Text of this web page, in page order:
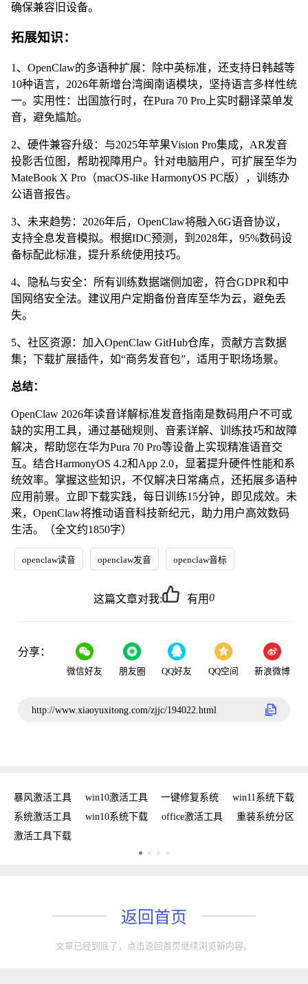
确保兼容旧设备。
拓展知识：
1、OpenClaw的多语种扩展：除中英标准，还支持日韩越等
10种语言，2026年新增台湾闽南语模块，坚持语言多样性统
一。实用性：出国旅行时，在Pura 70 Pro上实时翻译菜单发
音，避免尴尬。
2、硬件兼容升级：与2025年苹果Vision Pro集成，AR发音
投影舌位图，帮助视障用户。针对电脑用户，可扩展至华为
MateBook X Pro（macOS-like HarmonyOS PC版），训练办
公语音报告。
3、未来趋势：2026年后，OpenClaw将融入6G语音协议，
支持全息发音模拟。根据IDC预测，到2028年，95%数码设
备标配此标准，提升系统使用技巧。
4、隐私与安全：所有训练数据端侧加密，符合GDPR和中
国网络安全法。建议用户定期备份音库至华为云，避免丢
失。
5、社区资源：加入OpenClaw GitHub仓库，贡献方言数据
集；下载扩展插件，如“商务发音包”，适用于职场场景。
总结：
OpenClaw 2026年读音详解标准发音指南是数码用户不可或
缺的实用工具，通过基础规则、音素详解、训练技巧和故障
解决，帮助您在华为Pura 70 Pro等设备上实现精准语音交
互。结合HarmonyOS 4.2和App 2.0，显著提升硬件性能和系
统效率。掌握这些知识，不仅解决日常痛点，还拓展多语种
应用前景。立即下载实践，每日训练15分钟，即见成效。未
来，OpenClaw将推动语音科技新纪元，助力用户高效数码
生活。（全文约1850字）
openclaw读音 openclaw发音 openclaw音标
这篇文章对我: 有用0
分享：
微信好友 朋友圈 QQ好友 QQ空间 新浪微博
http://www.xiaoyuxitong.com/zjjc/194022.html
暴风激活工具 win10激活工具 一键修复系统
win11系统下载
系统激活工具
win10系统下载 office激活工具
重装系统分区
激活工具下载
返回首页
文章已经到底了，点击返回首页继续浏览新内容。